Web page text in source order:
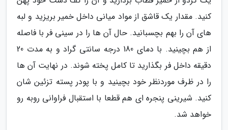
کنید. مقدار یک قاشق از مواد میانی داخل خمیر بریزید و لبه
های آن را بهم بچسبانید. حال آن ها را در سینی فر با فاصله
از هم بچینید. با دمای 180 درجه سانتی گراد و به مدت 20
دقیقه داخل فر بگذارید تا کامل پخته شوند. در نهایت آن ها
را در ظرف موردنظر خود بچینید و با پودر پسته تزئین شان
کنید. شیرینی پنجره ای هم قطعا با استقبال فراوانی روبه رو
خواهد شد.